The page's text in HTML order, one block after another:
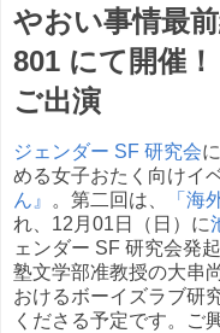
やおい事情最
801 にて開催
ご出演
ジェンダー SF 研究会
める女子おたく向けイ
ん』
。第二回は、 「海
れ、12月01日（日）に
ェンダー SF 研究会発
塾文学部准教授の大串
おけるボーイズラブ研
くださる予定です。ご